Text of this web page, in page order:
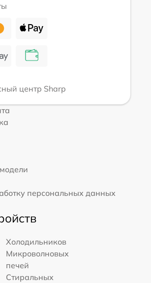
центр Sharp
персональных данных
Холодильников
Микроволновых
печей
Стиральных